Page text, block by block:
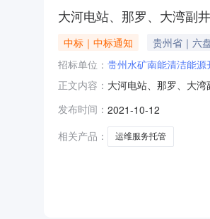
大河电站、那罗、大湾副
中标｜中标通知
贵州省｜六
招标单位： 贵州水矿南能清洁能源
正文内容： 大河电站、那罗、大
有限公司其他投标报价
发布时间： 2021-10-12
相关产品：
运维服务托管